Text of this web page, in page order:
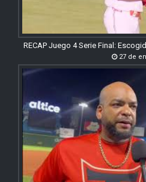
RECAP Juego 4 Serie Final:
27 de